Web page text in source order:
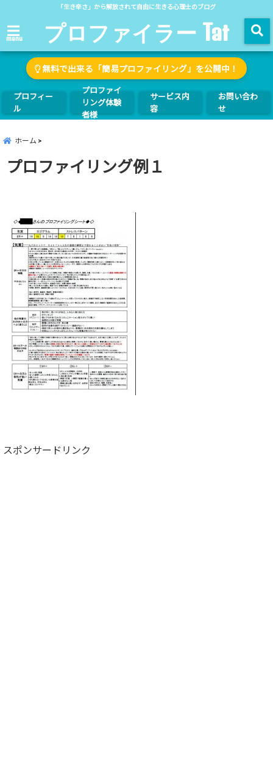
「生き辛さ」から解放されて自由に生きる心理士のブログ
menu プロファイラー Tat
無料で出来る「簡易プロファイリング」を公開中！
プロフィー
ル
プロファイ
リング体験
者様
サービス内
容
お問い合わ
せ
ホーム
プロファイリング例１
スポンサードリンク